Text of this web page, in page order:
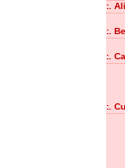
:.
:.
:.
:.